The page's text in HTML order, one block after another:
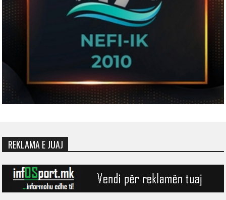
REKLAMA E JUAJ